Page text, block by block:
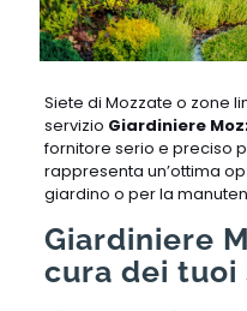
Siete di Mozzate o zone
servizio Giardiniere
fornitore serio e preciso
rappresenta un’ottima
giardino o per la
Giardiniere
cura dei tuoi